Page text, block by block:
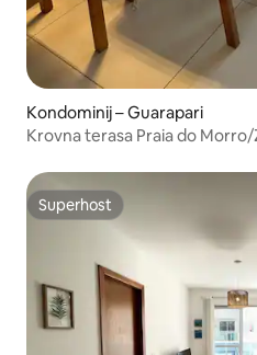
Kondominij – Guarapari
Krovna terasa Praia do
Superhost
Superhost